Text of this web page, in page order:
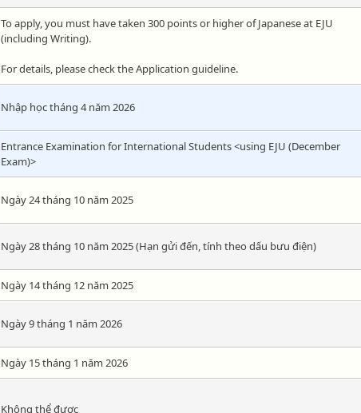
To apply, you must have taken 300 points or higher of Japanese at EJU
(including Writing).
For details, please check the Application guideline.
Nhập học tháng 4 năm 2026
Entrance Examination for International Students <using EJU (December
Exam)>
Ngày 24 tháng 10 năm 2025
Ngày 28 tháng 10 năm 2025 (Hạn gửi đến, tính theo dấu bưu điện)
Ngày 14 tháng 12 năm 2025
Ngày 9 tháng 1 năm 2026
Ngày 15 tháng 1 năm 2026
Không thể được